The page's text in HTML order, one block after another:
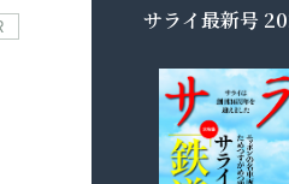
サライ最新号